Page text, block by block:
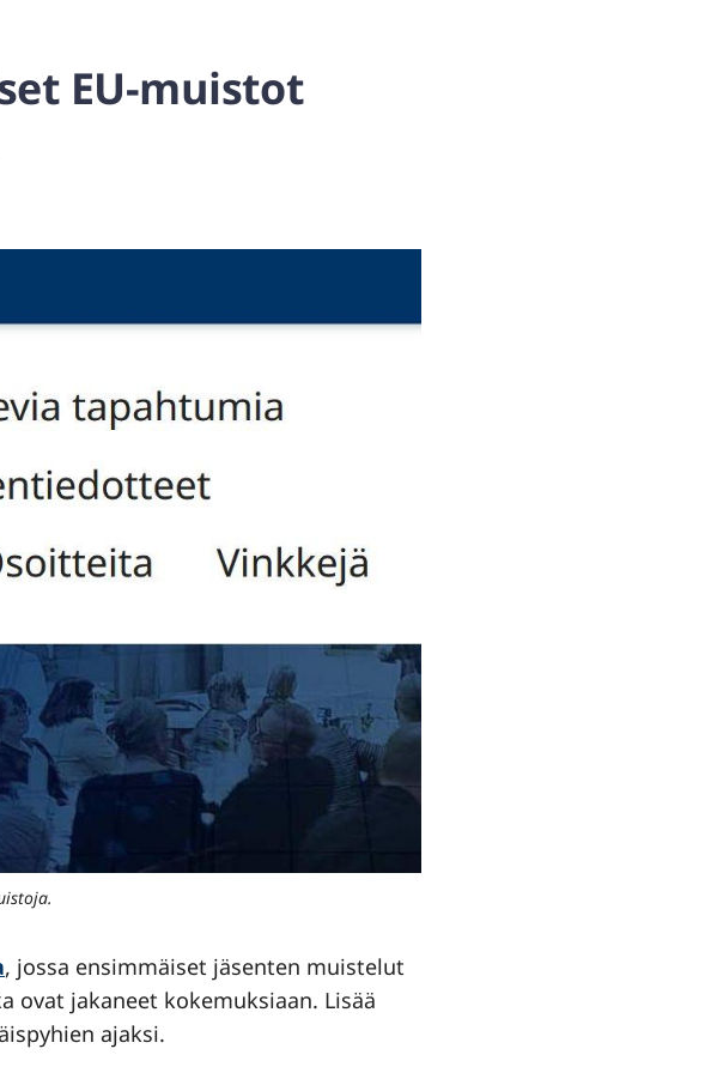
EU-muistot
, jossa ensimmäiset jäsenten muistelut
ovat jakaneet kokemuksiaan. Lisää
ajaksi.